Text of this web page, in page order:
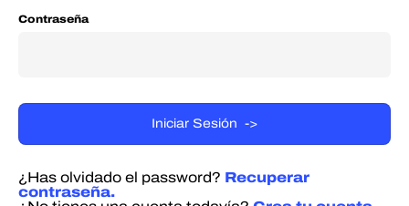
Contraseña
¿Has olvidado el password? Recuperar
contraseña.